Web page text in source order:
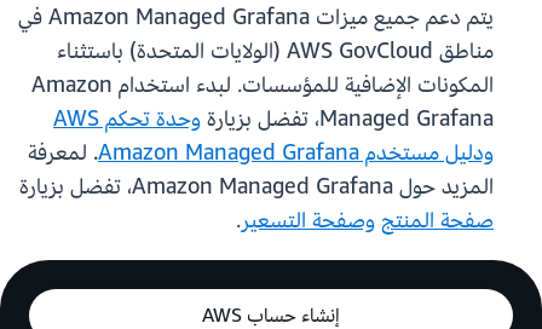
يتم دعم جميع ميزات Amazon Managed Grafana في
مناطق AWS GovCloud (الولايات المتحدة) باستثناء
المكونات الإضافية للمؤسسات. لبدء استخدام Amazon
Managed Grafana، تفضل بزيارة
وحدة تحكم AWS
ودليل مستخدم Amazon Managed Grafana
. لمعرفة
المزيد حول Amazon Managed Grafana، تفضل بزيارة
صفحة المنتجوصفحة التسعير.
إنشاء حساب AWS